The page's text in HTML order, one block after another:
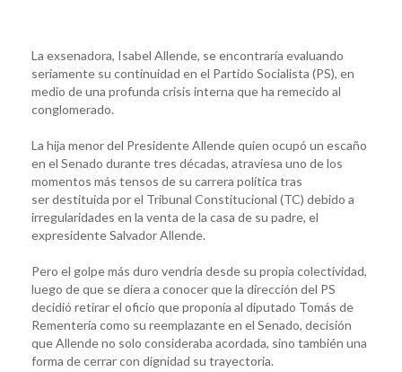
La exsenadora, Isabel Allende, se encontraría evaluando
seriamente su continuidad en el Partido Socialista (PS), en
medio de una profunda crisis interna que ha remecido al
conglomerado.
La hija menor del Presidente Allende quien ocupó un escaño
en el Senado durante tres décadas, atraviesa uno de los
momentos más tensos de su carrera política tras
ser destituida por el Tribunal Constitucional (TC) debido a
irregularidades en la venta de la casa de su padre, el
expresidente Salvador Allende.
Pero el golpe más duro vendría desde su propia colectividad,
luego de que se diera a conocer que la dirección del PS
decidió retirar el oficio que proponía al diputado Tomás de
Rementería como su reemplazante en el Senado, decisión
que Allende no solo consideraba acordada, sino también una
forma de cerrar con dignidad su trayectoria.